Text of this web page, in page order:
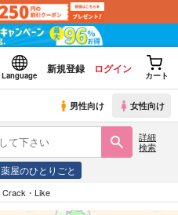
Language
新規登録 ログイン
カート
男性向け 女性向け
詳細
検索
薬屋のひとりごと
Crack・Like